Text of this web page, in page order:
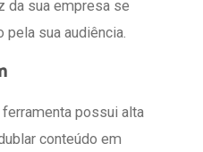
da sua empresa se
pela sua audiência.
possui alta
conteúdo em